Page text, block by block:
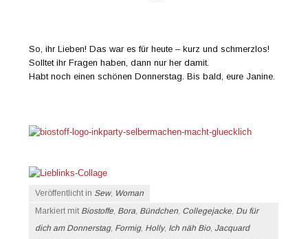
So, ihr Lieben! Das war es für heute – kurz und schmerzlos!
Solltet ihr Fragen haben, dann nur her damit.
Habt noch einen schönen Donnerstag. Bis bald, eure Janine.
Veröffentlicht in Sew, Woman
Markiert mit Biostoffe, Bora, Bündchen, Collegejacke, Du für
dich am Donnerstag, Formig, Holly, Ich näh Bio,Jacquard